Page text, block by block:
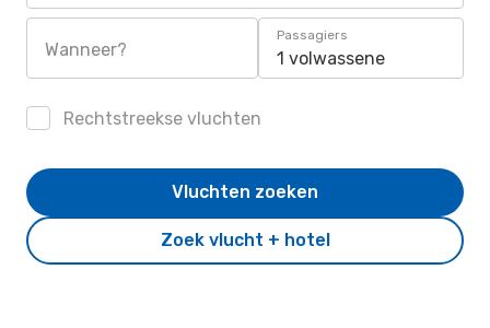
Wanneer?
Passagiers
1 volwassene
Rechtstreekse vluchten
Zoek vlucht + hotel
Vluchten zoeken